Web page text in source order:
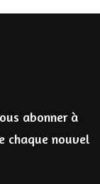
abonner à
chaque nouvel